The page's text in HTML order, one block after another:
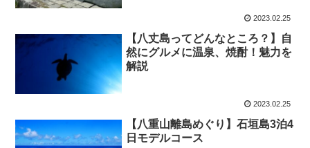
2023.02.25
【八丈島ってどんなところ？】自
然にグルメに温泉、焼酎！魅力を
解説
2023.02.25
【八重山離島めぐり】石垣島3泊4
日モデルコース